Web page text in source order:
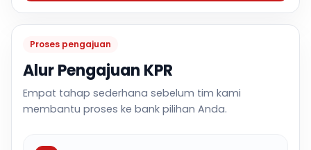
Proses pengajuan
Alur Pengajuan KPR
Empat tahap sederhana sebelum tim kami
membantu proses ke bank pilihan Anda.